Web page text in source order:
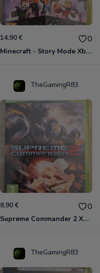
14.90 € 0
Minecraft - Story Mode Xbox 360
TheGamingR83
8.90 € 0
Supreme Commander 2 Xbox 360
TheGamingR83